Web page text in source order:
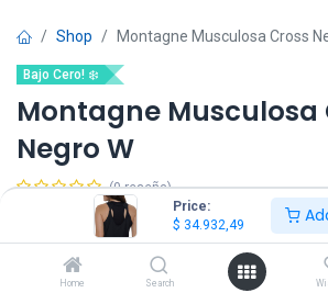
Price:
$ 34.932,49
Home Search
Shop Montagne Musculosa Cross
Bajo Cero! ❄️
Montagne Musculosa
Negro W
(0 reseña)
34.932,49 41.097,06 IVA